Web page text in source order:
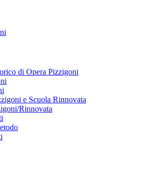
di Opera Pizzigoni
e Scuola Rinnovata
Rinnovata